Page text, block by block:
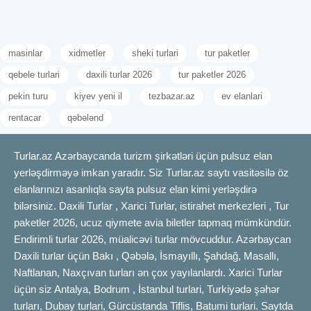
masinlar xidmetler sheki turlari tur paketler
qebele turlari daxili turlar 2026 tur paketler 2026
pekin turu kiyev yeni il tezbazar.az ev elanlari
rentacar qəbələnd
Turlar.az Azərbaycanda turizm şirkətləri üçün pulsuz elan
yerləşdirməyə imkan yaradır. Siz Turlar.az saytı vasitəsilə öz
elanlarınızı asanlıqla sayta pulsuz elan kimi yerləşdirə
bilərsiniz. Daxili Turlar , Xarici Turlar, istirahet merkezleri , Tur
paketler 2026, ucuz qiymete avia biletler tapmaq mümkündür.
Endirimli turlar 2026, müalicəvi turlar mövcuddur. Azərbaycan
Daxili turlar üçün Bakı , Qəbələ, İsmayıllı, Şahdağ, Masallı,
Naftlanan, Naxçıvan turları ən çox yayılanlardı. Xarici Turlar
üçün siz Antalya, Bodrum , İstanbul turlari, Turkiyədə şəhər
turları, Dubay turlari, Gürcüstanda Tiflis, Batumi turlari. Saytda